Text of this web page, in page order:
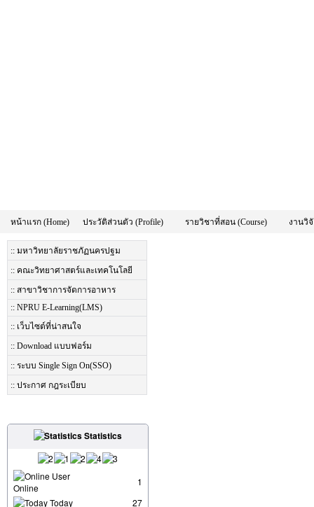
หน้าแรก (Home) ประวัติส่วนตัว (Profile) รายวิชาที่สอน (Course) งานวิจั
:: มหาวิทยาลัยราชภัฏนครปฐม
:: คณะวิทยาศาสตร์และเทคโนโลยี
:: สาขาวิชาการจัดการอาหาร
:: NPRU E-Learning(LMS)
:: เว็บไซต์ที่น่าสนใจ
:: Download แบบฟอร์ม
:: ระบบ Single Sign On(SSO)
:: ประกาศ กฎระเบียบ
Statistics
User
Online
1
Today
27